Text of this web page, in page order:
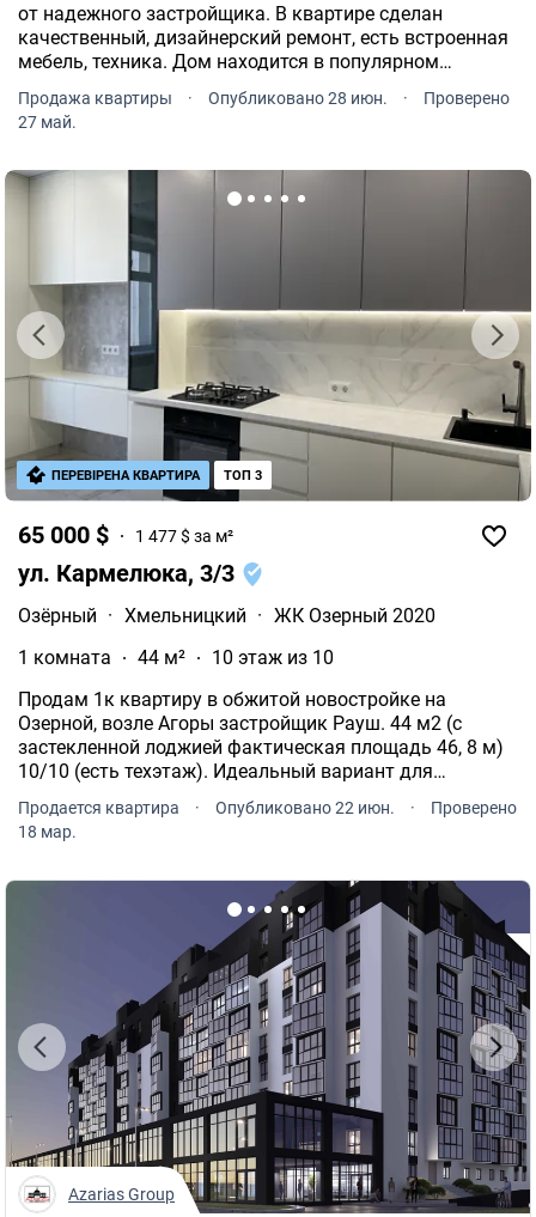
от надежного застройщика. В квартире сделан
качественный, дизайнерский ремонт, есть встроенная
мебель, техника. Дом находится в популярном
Продажа квартиры · Опубликовано 28 июн. ·
Проверено
27 май.
65 000 $ 1 477 $ за м²
ул. Кармелюка, 3/3
Озёрный · Хмельницкий · ЖК Озерный 2020
1 комната
44 м²
10 этаж из 10
Продам 1к квартиру в обжитой новостройке на
Озерной, возле Агоры застройщик Рауш. 44 м2 (с
застекленной лоджией фактическая площадь 46, 8 м)
10/10 (есть техэтаж). Идеальный вариант для
комфортной жизни, или как инвестиция.
Продается квартира · Опубликовано 22 июн. ·
Проверено
18 мар.
ПЕРЕВІРЕНА КВАРТИРА ТОП 3
Azarias Group